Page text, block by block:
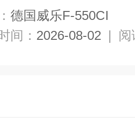
德国威乐F-550CI
间： 2026-08-02 | 阅